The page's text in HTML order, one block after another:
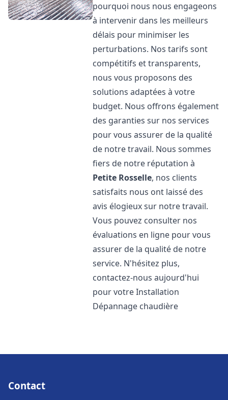
pourquoi nous nous engageons
à intervenir dans les meilleurs
délais pour minimiser les
perturbations. Nos tarifs sont
compétitifs et transparents,
nous vous proposons des
solutions adaptées à votre
budget. Nous offrons également
des garanties sur nos services
pour vous assurer de la qualité
de notre travail. Nous sommes
fiers de notre réputation à
Petite Rosselle, nos clients
satisfaits nous ont laissé des
avis élogieux sur notre travail.
Vous pouvez consulter nos
évaluations en ligne pour vous
assurer de la qualité de notre
service. N'hésitez plus,
contactez-nous aujourd'hui
pour votre Installation
Dépannage chaudière
Contact